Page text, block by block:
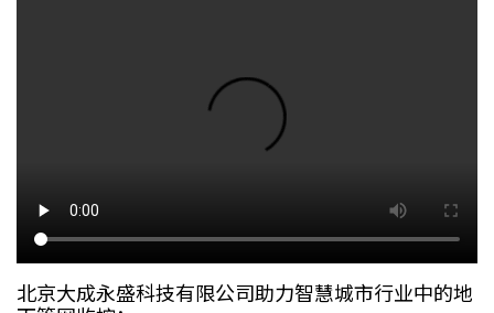
北京大成永盛科技有限公司助力智慧城市行业中的地